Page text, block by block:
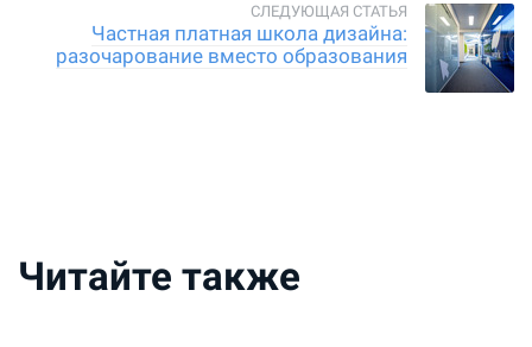
Частная платная школа дизайна:
разочарование вместо образования
Читайте также